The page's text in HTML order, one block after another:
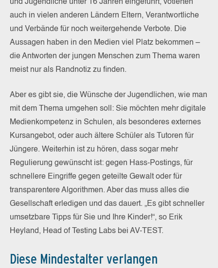
und Jugendliche unter 16 Jahren eingeführt, votierten
auch in vielen anderen Ländern Eltern, Verantwortliche
und Verbände für noch weitergehende Verbote. Die
Aussagen haben in den Medien viel Platz bekommen –
die Antworten der jungen Menschen zum Thema waren
meist nur als Randnotiz zu finden.
Aber es gibt sie, die Wünsche der Jugendlichen, wie man
mit dem Thema umgehen soll: Sie möchten mehr digitale
Medienkompetenz in Schulen, als besonderes externes
Kursangebot, oder auch ältere Schüler als Tutoren für
Jüngere. Weiterhin ist zu hören, dass sogar mehr
Regulierung gewünscht ist: gegen Hass-Postings, für
schnellere Eingriffe gegen geteilte Gewalt oder für
transparentere Algorithmen. Aber das muss alles die
Gesellschaft erledigen und das dauert. „Es gibt schneller
umsetzbare Tipps für Sie und Ihre Kinder!“, so Erik
Heyland, Head of Testing Labs bei AV-TEST.
Diese Mindestalter verlangen